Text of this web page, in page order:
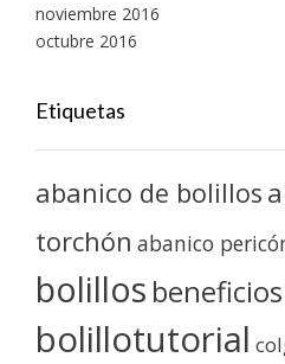
noviembre 2016
octubre 2016
Etiquetas
abanico de bolillos
torchón abanico
bolillos
bolillotutorial